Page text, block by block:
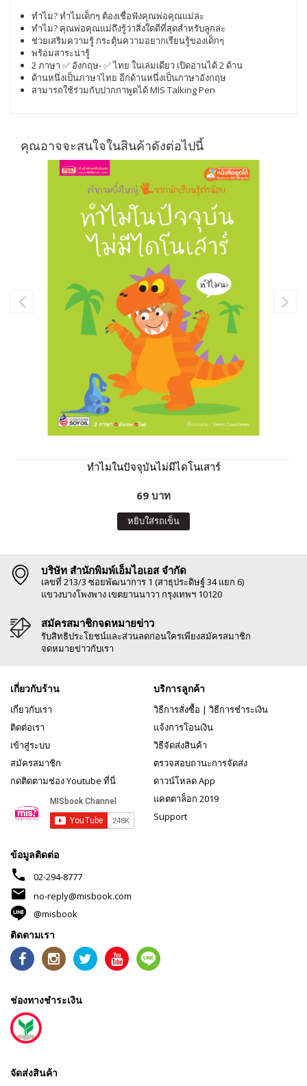
ทำไม? ทำไมเด็กๆ ต้องเชื่อฟังคุณพ่อคุณแม่ล่ะ
ทำไม? คุณพ่อคุณแม่ถึงรู้ว่าสิ่งใดดีที่สุดสำหรับลูกล่ะ
ช่วยเสริมความรู้ กระตุ้นความอยากเรียนรู้ของเด็กๆ
พร้อมสาระน่ารู้
2 ภาษา ✅ อังกฤษ- ✅ ไทย ในเล่มเดียว เปิดอ่านได้ 2 ด้าน
ด้านหนึ่งเป็นภาษาไทย อีกด้านหนึ่งเป็นภาษาอังกฤษ
สามารถใช้ร่วมกับปากกาพูดได้ MIS Talking Pen
คุณอาจจะสนใจในสินค้าดังต่อไปนี้
ทำไมในปัจจุบันไม่มีไดโนเสาร์
69 บาท
หยิบใส่รถเข็น
บริษัท สำนักพิมพ์เอ็มไอเอส จำกัด
เลขที่ 213/3 ซอยพัฒนาการ 1 (สาธุประดิษฐ์ 34 แยก 6)
แขวงบางโพงพาง เขตยานนาวา กรุงเทพฯ 10120
สมัครสมาชิกจดหมายข่าว
รับสิทธิประโยชน์และส่วนลดก่อนใครเพียงสมัครสมาชิก
จดหมายข่าวกับเรา
เกี่ยวกับร้าน
เกี่ยวกับเรา
ติดต่อเรา
เข้าสู่ระบบ
สมัครสมาชิก
กดติดตามช่อง Youtube ที่นี่
บริการลูกค้า
วิธีการสั่งซื้อ | วิธีการชำระเงิน
แจ้งการโอนเงิน
วิธีจัดส่งสินค้า
ตรวจสอบถานะการจัดส่ง
ดาวน์โหลด App
แคตตาล็อก 2019
Support
ข้อมูลติดต่อ
phone 02-294-8777
mail
no-reply@misbook.com
@misbook
ติดตามเรา
ช่องทางชำระเงิน
จัดส่งสินค้า